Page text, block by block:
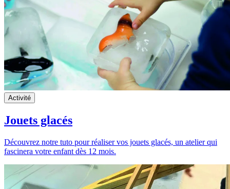
Activité
Jouets glacés
Découvrez notre tuto pour réaliser vos jouets glacés, un atelier qui
fascinera votre enfant dès 12 mois.